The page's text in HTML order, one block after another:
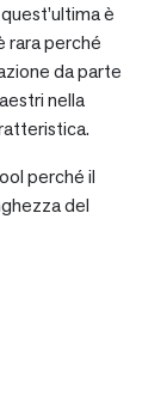
è
rara perché
da parte
nella
perché il
del